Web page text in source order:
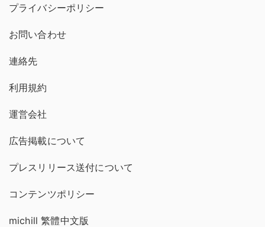
プライバシーポリシー
お問い合わせ
連絡先
利用規約
運営会社
広告掲載について
プレスリリース送付について
コンテンツポリシー
michill 繁體中文版